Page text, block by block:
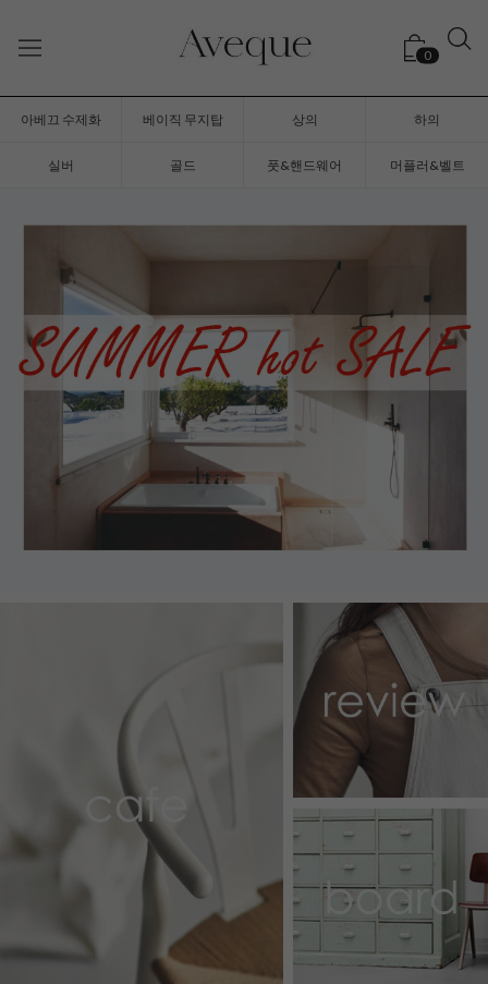
0
아베끄 수제화 베이직 무지탑 상의 하의
실버 골드 풋&핸드웨어 머플러&벨트